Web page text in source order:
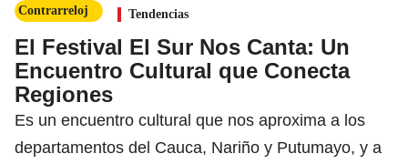
Contrarreloj Tendencias
El Festival El Sur Nos Canta: Un
Encuentro Cultural que Conecta
Regiones
Es un encuentro cultural que nos aproxima a los
departamentos del Cauca, Nariño y Putumayo, y a